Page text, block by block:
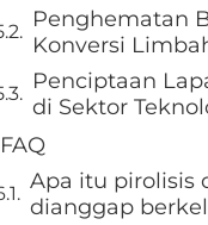
Penghematan
Konversi
Penciptaan
di Sektor
FAQ
Apa itu pirolisis
dianggap